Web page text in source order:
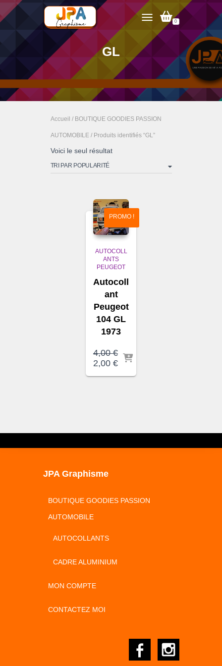
TOGGLE NAVIGATION
0
GL
Accueil / BOUTIQUE GOODIES PASSION
AUTOMOBILE/ Produits identifiés “GL”
Voici le seul résultat
PROMO !
AUTOCOLL
ANTS
PEUGEOT
Autocoll
ant
Peugeot
104 GL
1973
4,00€
Le
2,00 €Le
JPA Graphisme
BOUTIQUE GOODIES PASSION
AUTOMOBILE
AUTOCOLLANTS
CADRE ALUMINIUM
MON COMPTE
CONTACTEZ MOI